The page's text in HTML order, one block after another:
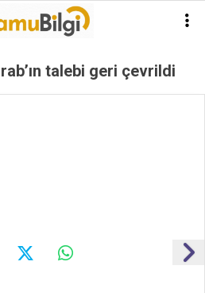
talebi geri çevrildi